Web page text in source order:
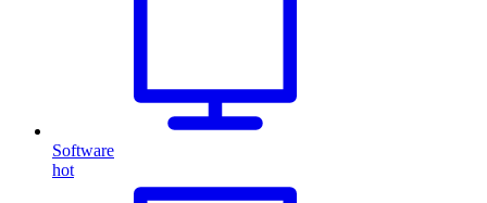
Software
hot